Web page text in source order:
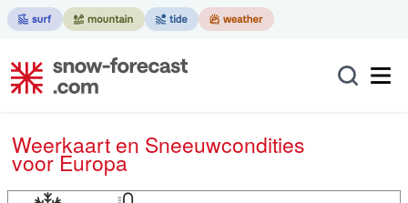
Weerkaart en Sneeuwcondities
voor Europa